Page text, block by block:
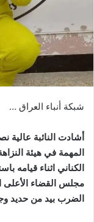
شبكة أنباء العراق …
أشادت النائبة عالية
المهمة في هيئة
الكناني اثناء قيامه
مجلس القضاء الأعلى
الضرب بيد من حديد